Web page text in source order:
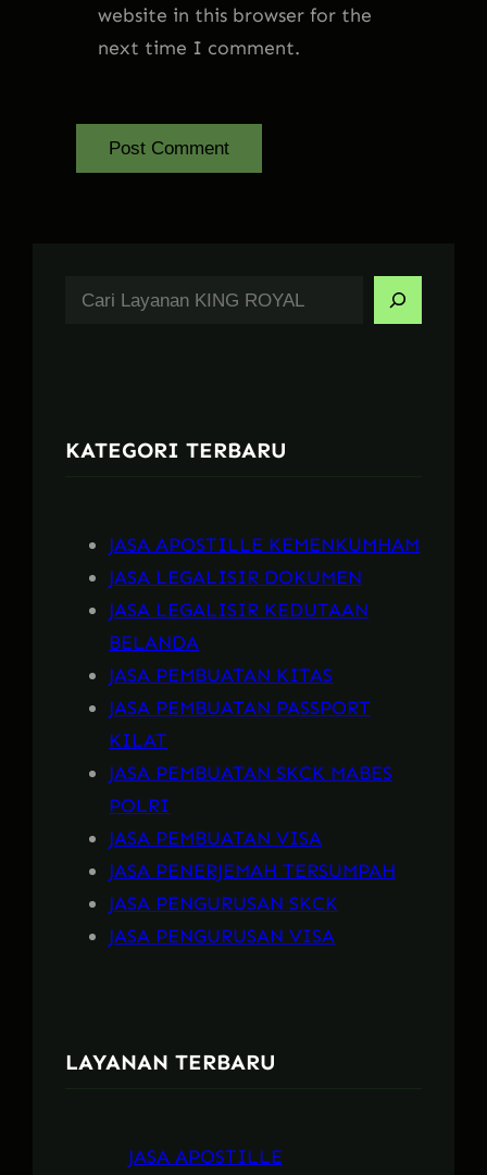
website in this browser for the
next time I comment.
h
KATEGORI TERBARU
JASA APOSTILLE KEMENKUMHAM
JASA LEGALISIR DOKUMEN
JASA LEGALISIR KEDUTAAN
BELANDA
JASA PEMBUATAN KITAS
JASA PEMBUATAN PASSPORT
KILAT
JASA PEMBUATAN SKCK MABES
POLRI
JASA PEMBUATAN VISA
JASA PENERJEMAH TERSUMPAH
JASA PENGURUSAN SKCK
JASA PENGURUSAN VISA
LAYANAN TERBARU
JASA APOSTILLE